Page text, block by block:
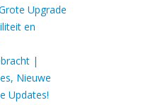
Upgrade
en
|
Nieuwe
Updates!